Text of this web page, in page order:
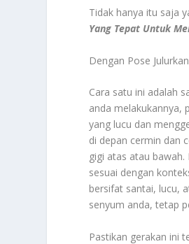
Tidak hanya itu saja
Yang Tepat Untuk
Dengan Pose
Cara satu ini adalah
anda melakukannya,
yang lucu dan
di depan cermin dan
gigi atas atau
sesuai dengan
bersifat santai, lucu,
senyum anda, tetap
Pastikan gerakan ini